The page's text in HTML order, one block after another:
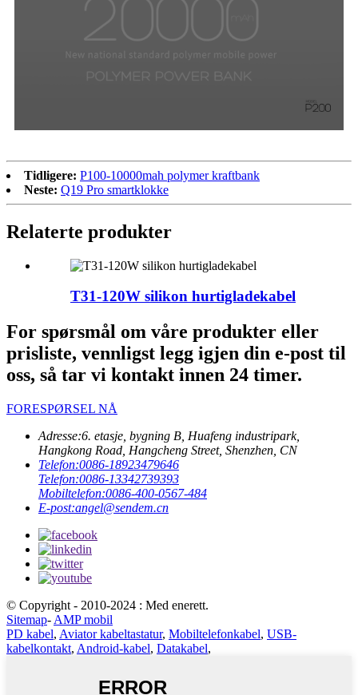
Tidligere: P100-10000mah polymer kraftbank
Neste: Q19 Pro smartklokke
Relaterte produkter
T31-120W silikon hurtigladekabel
For spørsmål om våre produkter eller
prisliste, vennligst legg igjen din e-post til
oss, så tar vi kontakt innen 24 timer.
FORESPØRSEL NÅ
Adresse:6. etasje, bygning B, Huafeng industripark,
Hangkong Road, Hangcheng Street, Shenzhen, CN
Telefon:0086-18923479646
Telefon:0086-13342739393
Mobiltelefon:0086-400-0567-484
E-post:angel@sendem.cn
© Copyright - 2010-2024 : Med enerett.
Sitemap- AMP mobil
PD kabel, Aviator kabeltastatur, Mobiltelefonkabel, USB-
kabelkontakt, Android-kabel, Datakabel,